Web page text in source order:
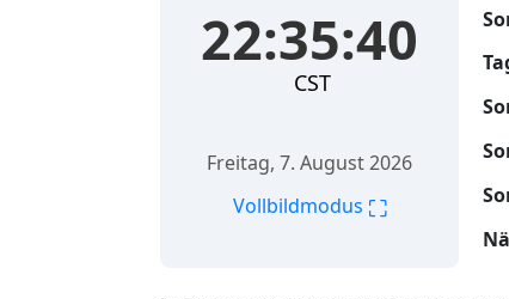
22:35:41
CST
Freitag, 7. August 2026
Vollbildmodus ⛶